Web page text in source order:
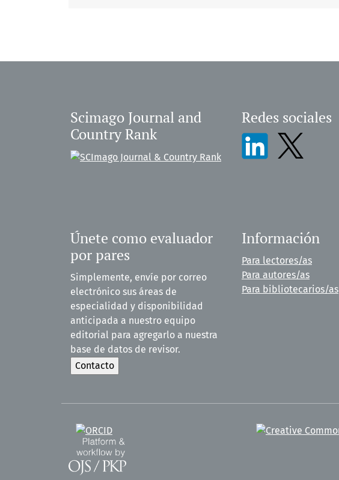
Scimago Journal and
Country Rank
Redes sociales
Únete como evaluador
por pares
Simplemente, envíe por correo
electrónico sus áreas de
especialidad y disponibilidad
anticipada a nuestro equipo
editorial para agregarlo a nuestra
base de datos de revisor.
Información
Para lectores/as
Para autores/as
Para bibliotecarios/as